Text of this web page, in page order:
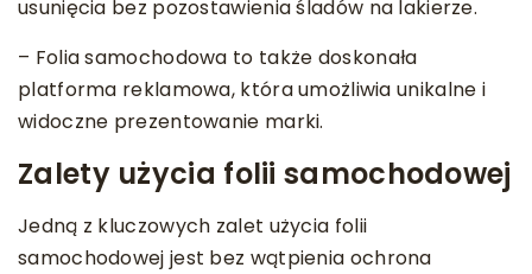
usunięcia bez pozostawienia śladów na lakierze.
– Folia samochodowa to także doskonała
platforma reklamowa, która umożliwia unikalne i
widoczne prezentowanie marki.
Zalety użycia folii samochodowej
Jedną z kluczowych zalet użycia folii
samochodowej jest bez wątpienia ochrona